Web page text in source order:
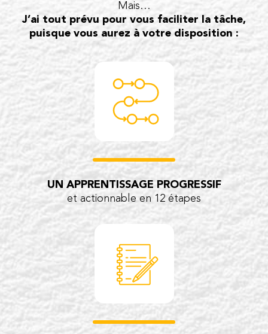
Mais…
J’ai tout prévu pour vous faciliter la tâche,
puisque vous aurez à votre disposition :
UN APPRENTISSAGE PROGRESSIF
et actionnable en 12 étapes